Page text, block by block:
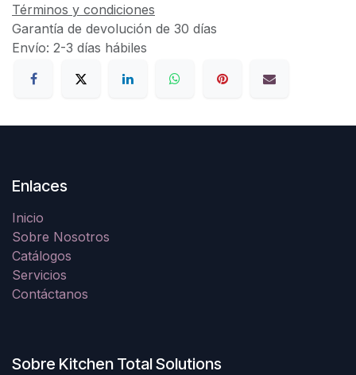
Términos y condiciones
Garantía de devolución de 30 días
Envío: 2-3 días hábiles
Enlaces
Inicio
Sobre Nosotros
Catálogos
Servicios
Contáctanos
Sobre Kitchen Total Solutions